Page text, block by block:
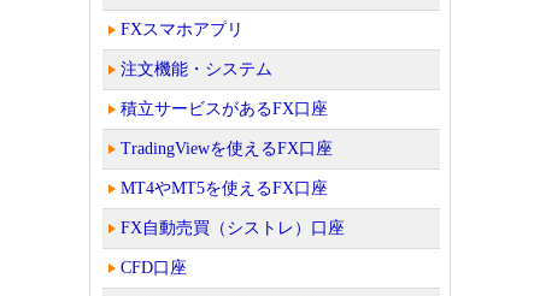
FXスマホアプリ
注文機能・システム
積立サービスがあるFX口座
TradingViewを使えるFX口座
MT4やMT5を使えるFX口座
FX自動売買（シストレ）口座
CFD口座